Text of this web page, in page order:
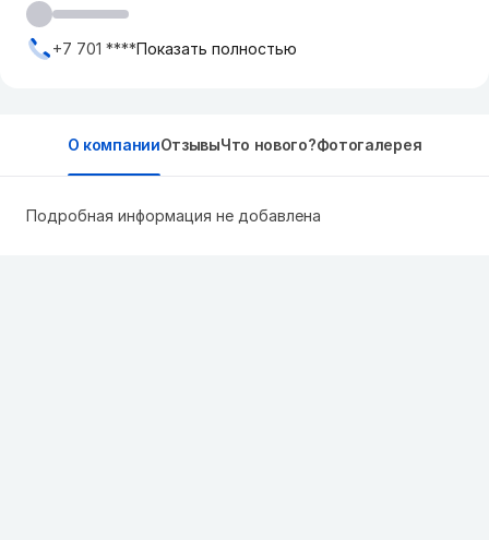
+7 701 ****Показать полностью
О компанииОтзывыЧто нового?Фотогалерея
Подробная информация не добавлена